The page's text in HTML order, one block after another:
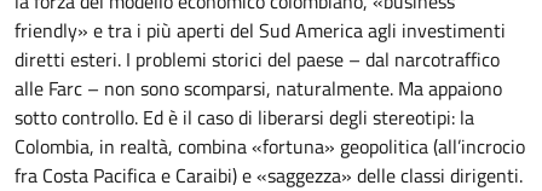
friendly» e tra i più aperti del Sud America agli investimenti
diretti esteri. I problemi storici del paese – dal narcotraffico
alle Farc – non sono scomparsi, naturalmente. Ma appaiono
sotto controllo. Ed è il caso di liberarsi degli stereotipi: la
Colombia, in realtà, combina «fortuna» geopolitica (all’incrocio
fra Costa Pacifica e Caraibi) e «saggezza» delle classi dirigenti.